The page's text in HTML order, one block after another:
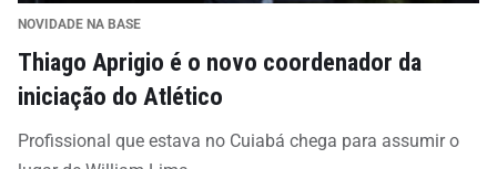
NOVIDADE NA BASE
Thiago Aprigio é o novo coordenador da
iniciação do Atlético
Profissional que estava no Cuiabá chega para assumir o